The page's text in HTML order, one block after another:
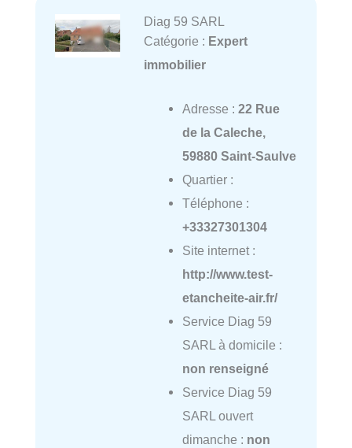
Diag 59 SARL
Catégorie : Expert
immobilier
Adresse : 22 Rue
de la Caleche,
59880 Saint-Saulve
Quartier :
Téléphone :
+33327301304
Site internet :
http://www.test-
etancheite-air.fr/
Service Diag 59
SARL à domicile :
non renseigné
Service Diag 59
SARL ouvert
dimanche : non